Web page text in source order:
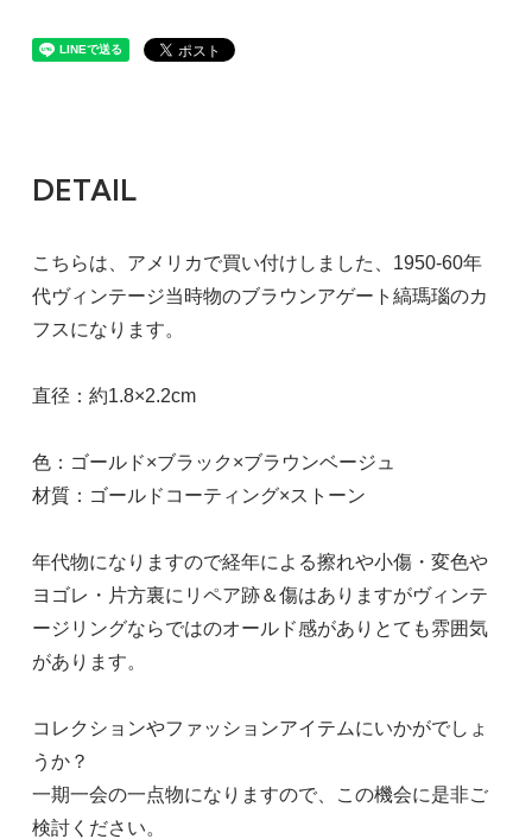
DETAIL
こちらは、アメリカで買い付けしました、1950-60年
代ヴィンテージ当時物のブラウンアゲート縞瑪瑙のカ
フスになります。
直径：約1.8×2.2cm
色：ゴールド×ブラック×ブラウンベージュ
材質：ゴールドコーティング×ストーン
年代物になりますので経年による擦れや小傷・変色や
ヨゴレ・片方裏にリペア跡＆傷はありますがヴィンテ
ージリングならではのオールド感がありとても雰囲気
があります。
コレクションやファッションアイテムにいかがでしょ
うか？
一期一会の一点物になりますので、この機会に是非ご
検討ください。